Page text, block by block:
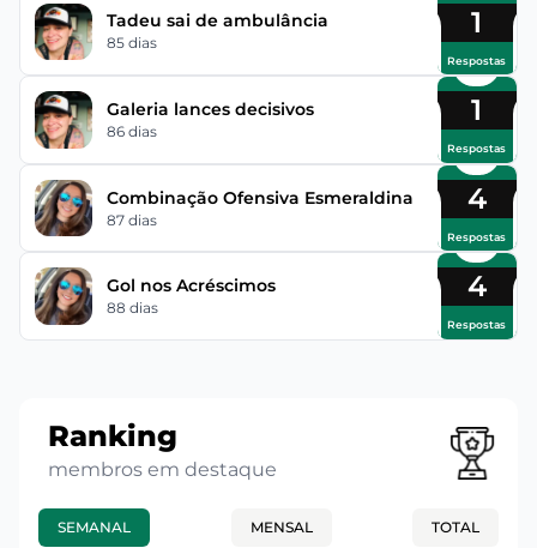
Tadeu sai de ambulância
85 dias
1
Respostas
Galeria lances decisivos
86 dias
1
Respostas
Combinação Ofensiva Esmeraldina
87 dias
4
Respostas
Gol nos Acréscimos
88 dias
4
Respostas
Ranking
membros em destaque
SEMANAL MENSAL TOTAL